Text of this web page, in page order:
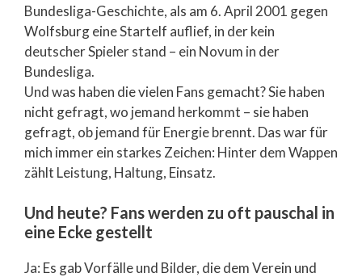
Bundesliga-Geschichte, als am 6. April 2001 gegen
Wolfsburg eine Startelf auflief, in der kein
deutscher Spieler stand – ein Novum in der
Bundesliga.
Und was haben die vielen Fans gemacht? Sie haben
nicht gefragt, wo jemand herkommt – sie haben
gefragt, ob jemand für Energie brennt. Das war für
mich immer ein starkes Zeichen: Hinter dem Wappen
zählt Leistung, Haltung, Einsatz.
Und heute? Fans werden zu oft pauschal in
eine Ecke gestellt
Ja: Es gab Vorfälle und Bilder, die dem Verein und